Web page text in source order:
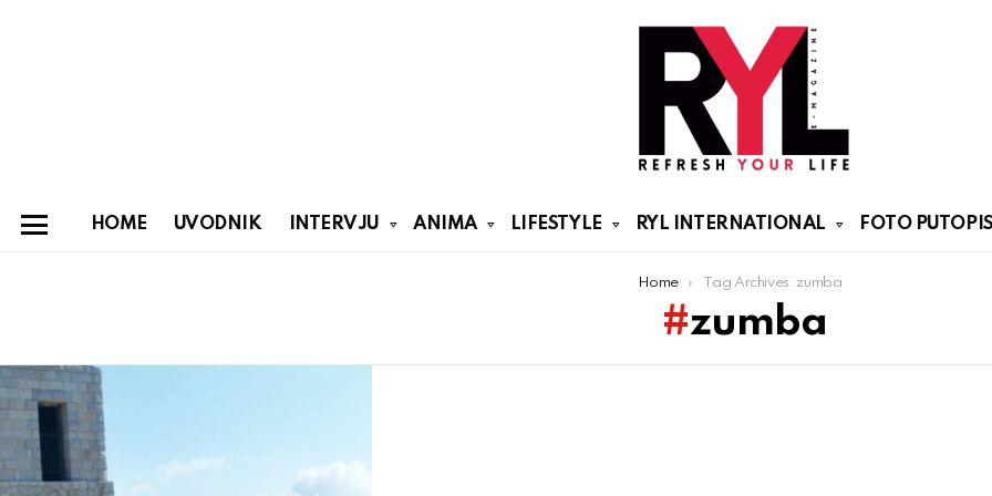
HOME UVODNIK INTERVJU ANIMA LIFESTYLE RYL INTERNATIONAL FOTO PUTOPISI
Home Tag Archives: zumba
zumba
Latest
stories